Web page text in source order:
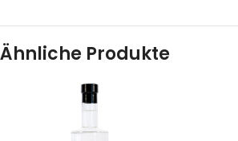
Ähnliche Produkte